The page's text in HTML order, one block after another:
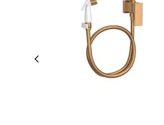
COMPRAR AGORA
VEJA MAIS